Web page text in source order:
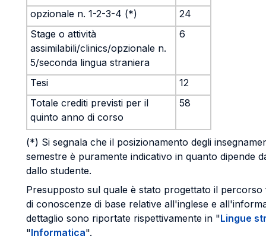
opzionale n. 1-2-3-4 (*)
24
Stage o attività
assimilabili/clinics/opzionale n.
5/seconda lingua straniera
6
Tesi
12
Totale crediti previsti per il
quinto anno di corso
58
(*) Si segnala che il posizionamento degli
semestre è puramente indicativo in quanto dipende
dallo studente.
Presupposto sul quale è stato progettato il
di conoscenze di base relative all'inglese e
dettaglio sono riportate rispettivamente in "Lingue
"Informatica".